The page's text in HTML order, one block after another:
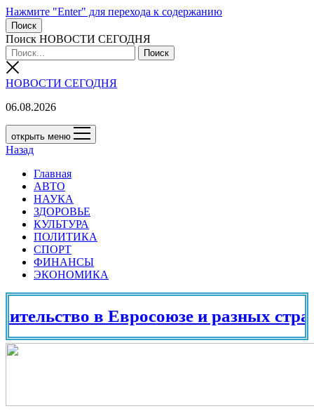
Нажмите "Enter" для перехода к содержанию
Поиск
Поиск НОВОСТИ СЕГОДНЯ
НОВОСТИ СЕГОДНЯ
06.08.2026
открыть меню
Назад
Главная
АВТО
НАУКА
ЗДОРОВЬЕ
КУЛЬТУРА
ПОЛИТИКА
СПОРТ
ФИНАНСЫ
ЭКОНОМИКА
в Евросоюзе и разных странах